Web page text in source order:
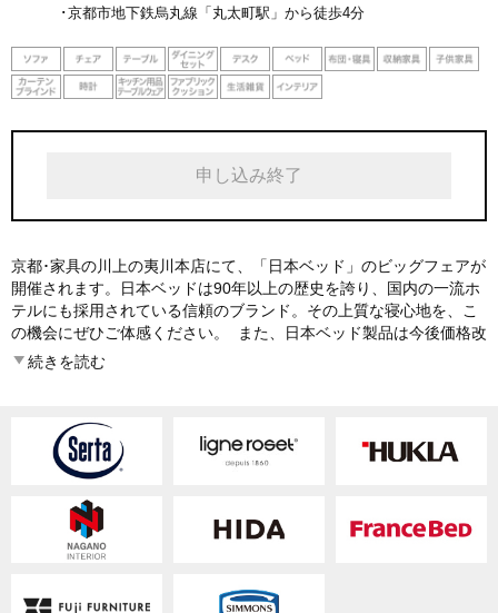
･京都市地下鉄烏丸線「丸太町駅」から徒歩4分
申し込み終了
京都･家具の川上の夷川本店にて、「日本ベッド」のビッグフェアが
開催されます。日本ベッドは90年以上の歴史を誇り、国内の一流ホ
テルにも採用されている信頼のブランド。その上質な寝心地を、こ
の機会にぜひご体感ください。 また、日本ベッド製品は今後価格改
定（値上げ）が予定されています。ご検討中の方は、現行価格でご
をお見逃しなく。※本ページよりお申し込みのうえご来場くださ
続きを読む